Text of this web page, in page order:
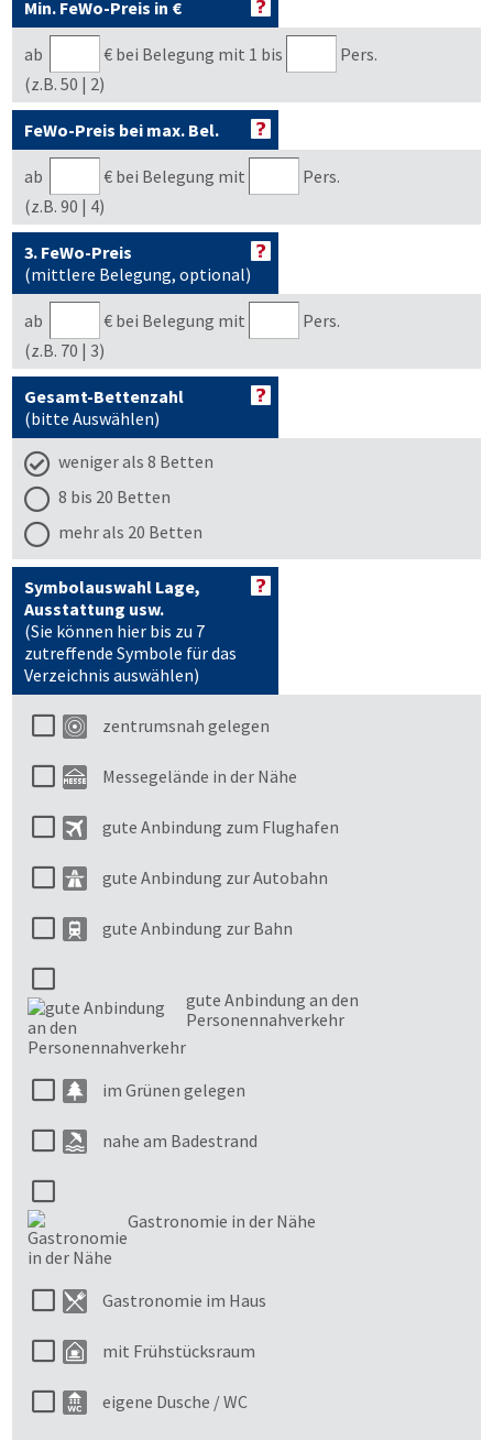
Min. FeWo-Preis in €
ab € bei Belegung mit 1 bis
Pers.
(z.B. 50 | 2)
FeWo-Preis bei max. Bel.
ab € bei Belegung mit
Pers.
(z.B. 90 | 4)
3. FeWo-Preis
(mittlere Belegung, optional)
ab € bei Belegung mit
Pers.
(z.B. 70 | 3)
Gesamt-Bettenzahl
(bitte Auswählen)
weniger als 8 Betten
8 bis 20 Betten
mehr als 20 Betten
Symbolauswahl Lage,
Ausstattung usw.
(Sie können hier bis zu 7
zutreffende Symbole für das
Verzeichnis auswählen)
zentrumsnah gelegen
Messegelände in der Nähe
gute Anbindung zum Flughafen
gute Anbindung zur Autobahn
gute Anbindung zur Bahn
gute Anbindung an den
Personennahverkehr
im Grünen gelegen
nahe am Badestrand
Gastronomie in der Nähe
Gastronomie im Haus
mit Frühstücksraum
eigene Dusche / WC